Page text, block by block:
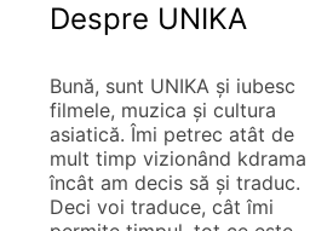
Despre UNIKA
Bună, sunt UNIKA și iubesc
filmele, muzica și cultura
asiatică. Îmi petrec atât de
mult timp vizionând kdrama
încât am decis să și traduc.
Deci voi traduce, cât îmi